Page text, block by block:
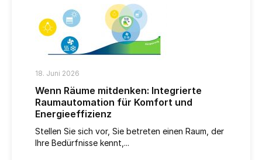
18. Juni 2026
Wenn Räume mitdenken: Integrierte
Raumautomation für Komfort und
Energieeffizienz
Stellen Sie sich vor, Sie betreten einen Raum, der
Ihre Bedürfnisse kennt,...